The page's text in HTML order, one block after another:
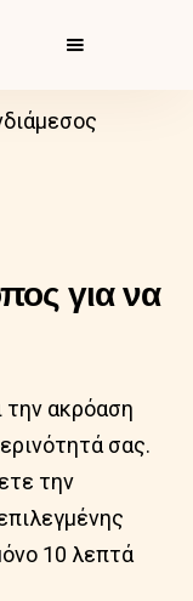
για να
ακρόαση
σας.
την
10 λεπτά